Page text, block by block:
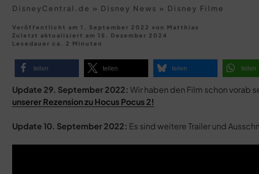
DisneyCentral.de » Disney News » Disney Filme
Veröffentlicht am 1. September 2022 von Matthias
Zuletzt aktualisiert am 15. Dezember 2024
Lesedauer ca. 2 Minuten
teilen teilen teilen teilen
Update 29. September 2022: Wir haben den Film schon vorab
unserer Rezension zu Hocus Pocus 2!
Update 10. September 2022: Es sind weitere Trailer und